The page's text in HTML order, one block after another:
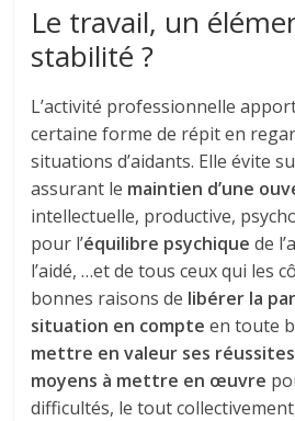
Le travail, un
stabilité ?
L’activité professionnelle
certaine forme de répit en
situations d’aidants. Elle évite
assurant le maintien d’une
intellectuelle, productive,
pour l’équilibre psychique de
l’aidé, …et de tous ceux qui les
bonnes raisons de libérer la
situation en compte en toute
mettre en valeur ses réussites
moyens à mettre en œuvre
difficultés, le tout